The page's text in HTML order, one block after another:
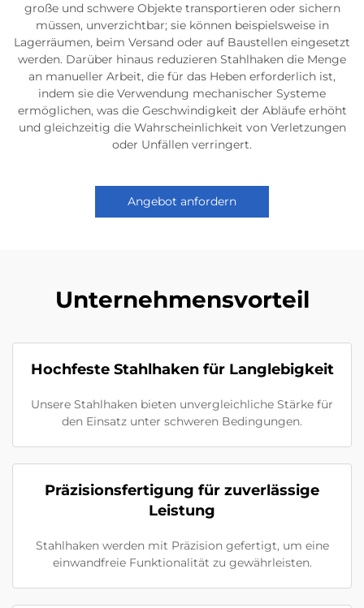
große und schwere Objekte transportieren oder sichern
müssen, unverzichtbar; sie können beispielsweise in
Lagerräumen, beim Versand oder auf Baustellen eingesetzt
werden. Darüber hinaus reduzieren Stahlhaken die Menge
an manueller Arbeit, die für das Heben erforderlich ist,
indem sie die Verwendung mechanischer Systeme
ermöglichen, was die Geschwindigkeit der Abläufe erhöht
und gleichzeitig die Wahrscheinlichkeit von Verletzungen
oder Unfällen verringert.
Angebot anfordern
Unternehmensvorteil
Hochfeste Stahlhaken für Langlebigkeit
Unsere Stahlhaken bieten unvergleichliche Stärke für
den Einsatz unter schweren Bedingungen.
Präzisionsfertigung für zuverlässige
Leistung
Stahlhaken werden mit Präzision gefertigt, um eine
einwandfreie Funktionalität zu gewährleisten.